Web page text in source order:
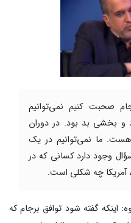
صحبت کنیم نمی‌توانیم
بخشی بد بود. در دوران
ما نمی‌توانیم در یک
وجود دارد کسانی که در
آمریکا چه شکلی است.
اینکه گفته شود توافق برجام که